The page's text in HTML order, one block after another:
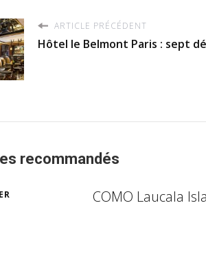
ARTICLE PRÉCÉDENT
Hôtel le Belmont Paris : sept
recommandés
COMO Laucala